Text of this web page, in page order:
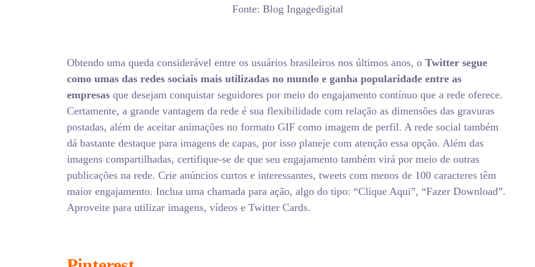
Fonte: Blog Ingagedigital
Obtendo uma queda considerável entre os usuários brasileiros nos últimos anos, o Twitter segue
como umas das redes sociais mais utilizadas no mundo e ganha popularidade entre as
empresas que desejam conquistar seguidores por meio do engajamento contínuo que a rede oferece.
Certamente, a grande vantagem da rede é sua flexibilidade com relação as dimensões das gravuras
postadas, além de aceitar animações no formato GIF como imagem de perfil. A rede social também
dá bastante destaque para imagens de capas, por isso planeje com atenção essa opção. Além das
imagens compartilhadas, certifique-se de que seu engajamento também virá por meio de outras
publicações na rede. Crie anúncios curtos e interessantes, tweets com menos de 100 caracteres têm
maior engajamento. Inclua uma chamada para ação, algo do tipo: “Clique Aqui”, “Fazer Download”.
Aproveite para utilizar imagens, vídeos e Twitter Cards.